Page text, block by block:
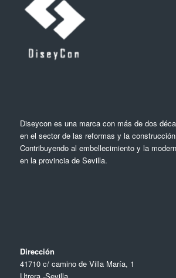
Diseycon es una marca con más de dos
en el sector de las reformas y la
Contribuyendo al embellecimiento y la
en la provincia de Sevilla.
Dirección
41710 c/ camino de Villa María, 1